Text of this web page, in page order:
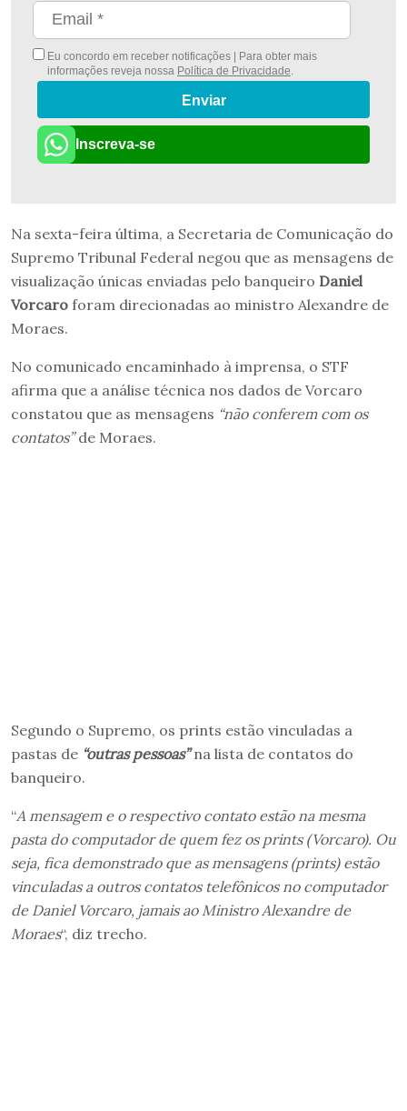
Eu concordo em receber notificações | Para obter mais
informações reveja nossa Política de Privacidade
Enviar
Inscreva-se
Na sexta-feira última, a Secretaria de Comunicação do
Supremo Tribunal Federal negou que as mensagens de
visualização únicas enviadas pelo banqueiro Daniel
Vorcaro foram direcionadas ao ministro Alexandre de
Moraes.
No comunicado encaminhado à imprensa, o STF
afirma que a análise técnica nos dados de Vorcaro
constatou que as mensagens “não conferem com os
contatos”de Moraes.
Segundo o Supremo, os prints estão vinculadas a
pastas de “outras pessoas”na lista de contatos do
banqueiro.
“A mensagem e o respectivo contato estão na mesma
pasta do computador de quem fez os prints (Vorcaro). Ou
seja, fica demonstrado que as mensagens (prints) estão
vinculadas a outros contatos telefônicos no computador
de Daniel Vorcaro, jamais ao Ministro Alexandre de
Moraes“, diz trecho.